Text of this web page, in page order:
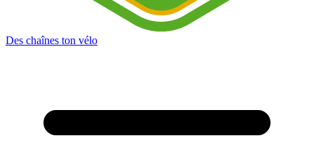
Des chaînes ton vélo